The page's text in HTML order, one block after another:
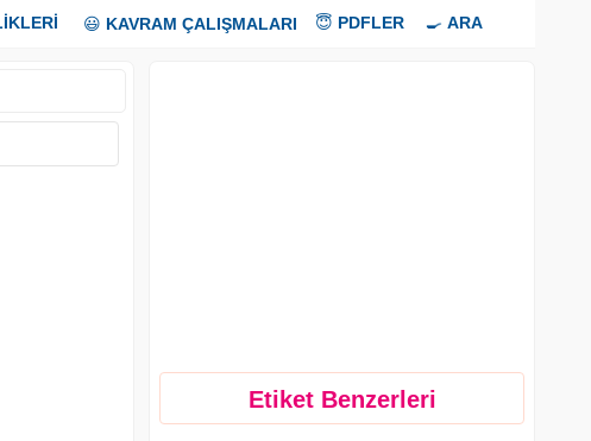
😃 KAVRAM ÇALIŞMALARI 😇 PDFLER 🍳 ARA
Etiket Benzerleri